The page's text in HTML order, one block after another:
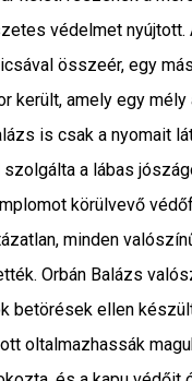
védelmet nyújtott.
összeér, egy
került, amely egy
is csak a nyomait
a lábas
körülvevő
minden
Orbán Balázs
betörések ellen
oltalmazhassák